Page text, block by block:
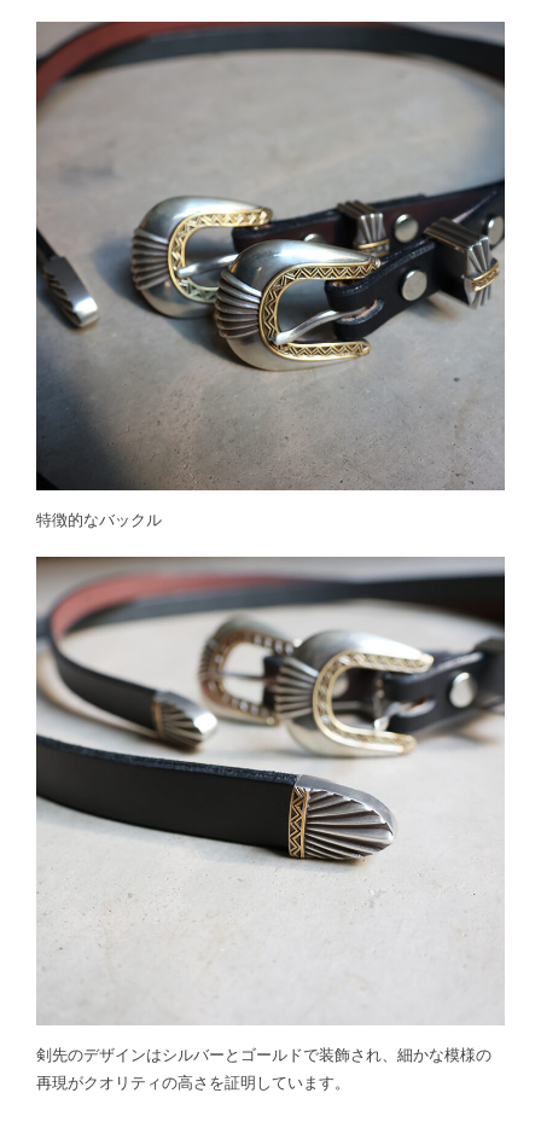
特徴的なバックル
剣先のデザインはシルバーとゴールドで装飾され、細かな模様の
再現がクオリティの高さを証明しています。